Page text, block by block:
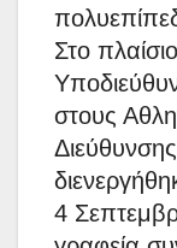
Στο
στους
4